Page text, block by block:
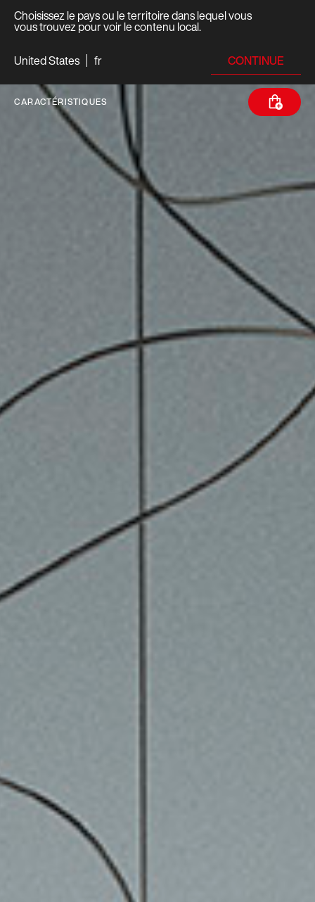
Choisissez le pays ou le territoire dans lequel vous
vous trouvez pour voir le contenu local.
United States
fr CONTINUE
CARACTÉRISTIQUES